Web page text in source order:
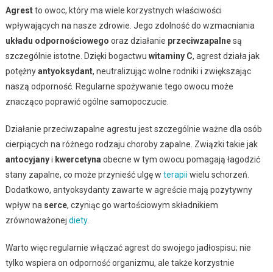
Agrestto owoc, który ma wiele korzystnych właściwości
wpływających na nasze zdrowie. Jego zdolność do wzmacniania
układu odpornościowego oraz działanie przeciwzapalnesą
szczególnie istotne. Dzięki bogactwu witaminy C, agrest działa jak
potężnyantyoksydant, neutralizując wolne rodniki i zwiększając
naszą odporność. Regularne spożywanie tego owocu może
znacząco poprawić ogólne samopoczucie.
Działanie przeciwzapalne agrestu jest szczególnie ważne dla osób
cierpiących na różnego rodzaju choroby zapalne. Związki takie jak
antocyjanyi kwercetyna obecne w tym owocu pomagają łagodzić
stany zapalne, co może przynieść ulgę w terapii wielu schorzeń.
Dodatkowo, antyoksydanty zawarte w agreście mają pozytywny
wpływ na serce, czyniąc go wartościowym składnikiem
zrównoważonej diety.
Warto więc regularnie włączać agrest do swojego jadłospisu; nie
tylko wspiera on odporność organizmu, ale także korzystnie